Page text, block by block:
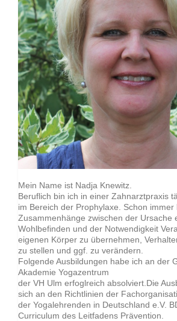
Mein Name ist Nadja Knewitz.
Beruflich bin ich in einer Zahnarztpraxis
im Bereich der Prophylaxe. Schon
Zusammenhänge zwischen der Ursache
Wohlbefinden und der Notwendigkeit
eigenen Körper zu übernehmen,
zu stellen und ggf. zu verändern.
Folgende Ausbildungen habe ich an der
Akademie Yogazentrum
der VH Ulm erfoglreich absolviert.Die
sich an den Richtlinien der
der Yogalehrenden in Deutschland e.V.
Curriculum des Leitfadens Prävention.